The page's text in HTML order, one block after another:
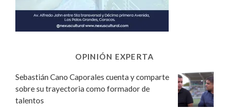
OPINIÓN EXPERTA
Sebastián Cano Caporales cuenta y comparte
sobre su trayectoria como formador de
talentos